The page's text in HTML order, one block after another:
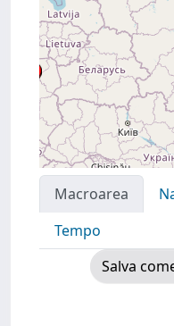
Macroarea
Tempo
Salva